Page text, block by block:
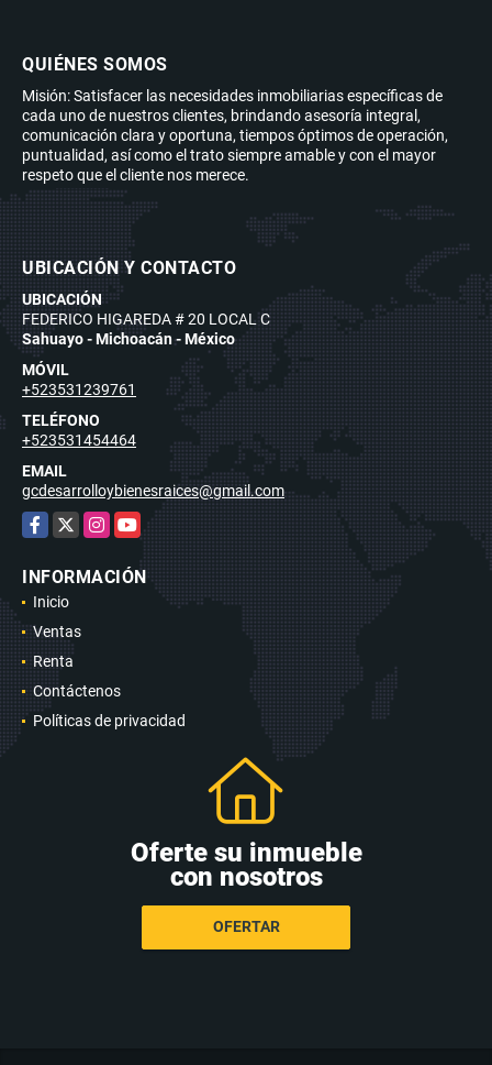
QUIÉNES SOMOS
Misión: Satisfacer las necesidades inmobiliarias específicas de
cada uno de nuestros clientes, brindando asesoría integral,
comunicación clara y oportuna, tiempos óptimos de operación,
puntualidad, así como el trato siempre amable y con el mayor
respeto que el cliente nos merece.
UBICACIÓN Y CONTACTO
UBICACIÓN
FEDERICO HIGAREDA # 20 LOCAL C
Sahuayo - Michoacán - México
MÓVIL
+523531239761
TELÉFONO
+523531454464
EMAIL
gcdesarrolloybienesraices@gmail.com
Facebook
X Instagram
YouTube
INFORMACIÓN
Inicio
Ventas
Renta
Contáctenos
Políticas de privacidad
Oferte su inmueble
con nosotros
OFERTAR